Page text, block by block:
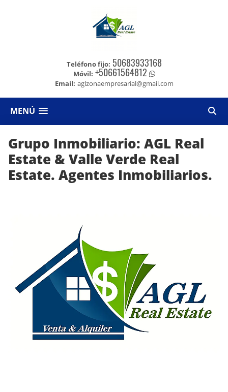
Teléfono fijo: 50683933168
Móvil: +50661564812
Email: aglzonaempresarial@gmail.com
MENÚ
Grupo Inmobiliario: AGL Real
Estate & Valle Verde Real
Estate. Agentes Inmobiliarios.